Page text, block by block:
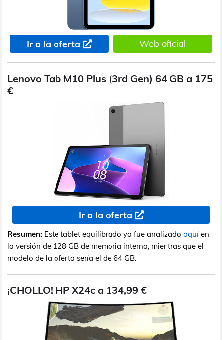
Ir a la oferta Web oficial
Lenovo Tab M10 Plus (3rd Gen) 64 GB a 175
€
Ir a la oferta
Resumen: Este tablet equilibrado ya fue analizado aquí en
la versión de 128 GB de memoria interna, mientras que el
modelo de la oferta sería el de 64 GB.
¡CHOLLO! HP X24c a 134,99 €